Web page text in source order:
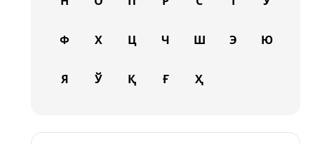
Ф Х Ц Ч Ш Э Ю
Я Ў Қ Ғ Ҳ